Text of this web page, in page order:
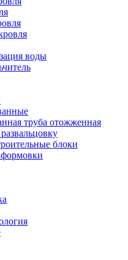
воды
труба отожженная
блоки